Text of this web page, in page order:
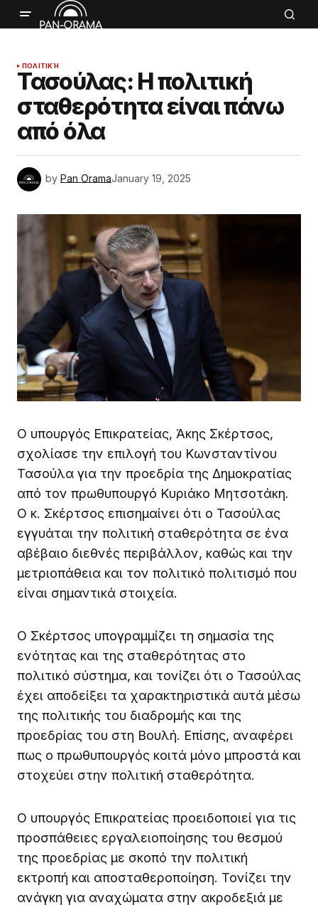
ΠΟΛΙΤΙΚΉ
Τασούλας: Η πολιτική
σταθερότητα είναι πάνω
από όλα
by Pan OramaJanuary 19, 2025
Ο υπουργός Επικρατείας, Άκης Σκέρτσος,
σχολίασε την επιλογή του Κωνσταντίνου
Τασούλα για την προεδρία της Δημοκρατίας
από τον πρωθυπουργό Κυριάκο Μητσοτάκη.
Ο κ. Σκέρτσος επισημαίνει ότι ο Τασούλας
εγγυάται την πολιτική σταθερότητα σε ένα
αβέβαιο διεθνές περιβάλλον, καθώς και την
μετριοπάθεια και τον πολιτικό πολιτισμό που
είναι σημαντικά στοιχεία.
Ο Σκέρτσος υπογραμμίζει τη σημασία της
ενότητας και της σταθερότητας στο
πολιτικό σύστημα, και τονίζει ότι ο Τασούλας
έχει αποδείξει τα χαρακτηριστικά αυτά μέσω
της πολιτικής του διαδρομής και της
προεδρίας του στη Βουλή. Επίσης, αναφέρει
πως ο πρωθυπουργός κοιτά μόνο μπροστά και
στοχεύει στην πολιτική σταθερότητα.
Ο υπουργός Επικρατείας προειδοποιεί για τις
προσπάθειες εργαλειοποίησης του θεσμού
της προεδρίας με σκοπό την πολιτική
εκτροπή και αποσταθεροποίηση. Τονίζει την
ανάγκη για αναχώματα στην ακροδεξιά με